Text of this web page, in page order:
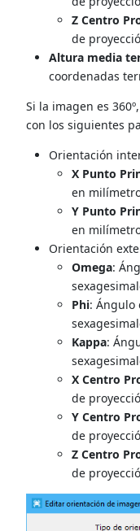
Z Centro
de
Altura media
coordenadas
Si la imagen es
con los siguientes
Orientación
X Punto
en
Y Punto
en
Orientación
Omega:
Phi: Ángulo
Kappa:
X Centro
de
Y Centro
de
Z Centro
de